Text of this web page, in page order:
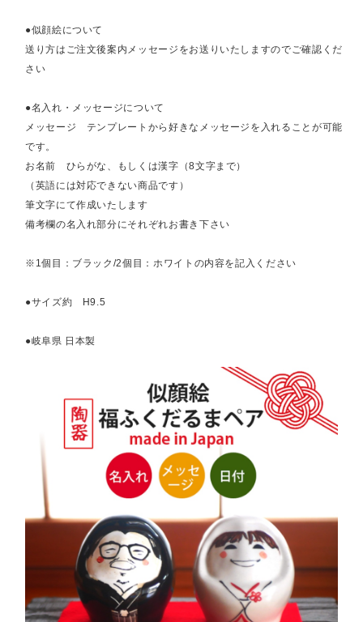
●似顔絵について
送り方はご注文後案内メッセージをお送りいたしますのでご確認くだ
さい
●名入れ・メッセージについて
メッセージ テンプレートから好きなメッセージを入れることが可能
です。
お名前 ひらがな、もしくは漢字（8文字まで）
（英語には対応できない商品です）
筆文字にて作成いたします
備考欄の名入れ部分にそれぞれお書き下さい
※1個目：ブラック/2個目：ホワイトの内容を記入ください
●サイズ約 H9.5
●岐阜県 日本製